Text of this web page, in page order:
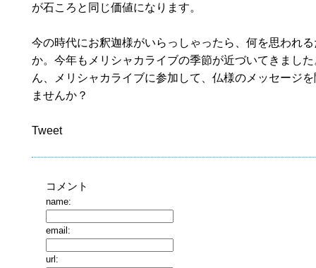
が石ころと同じ価値になります。
今の時代にお釈迦様がいらっしゃったら、何を思われ
か。今年もメリシャカライブの季節が近づいてきまし
ん、メリシャカライブに参加して、仏様のメッセージ
ませんか？
Tweet
コメント
name:
email:
url: